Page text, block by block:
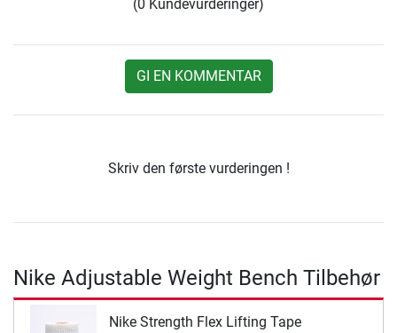
(0 Kundevurderinger)
GI EN KOMMENTAR
Skriv den første vurderingen !
Nike Adjustable Weight Bench Tilbehør
Nike Strength Flex Lifting Tape